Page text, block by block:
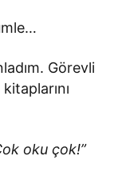
Görevli
oku çok!”